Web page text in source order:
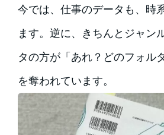
今では、仕事のデータも、時
ます。逆に、きちんとジャン
タの方が「あれ？どのフォル
を奪われています。